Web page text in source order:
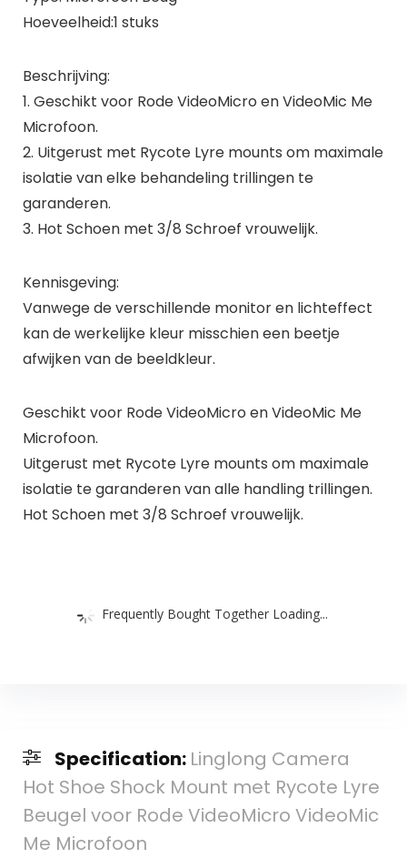
Hoeveelheid:1 stuks
Beschrijving:
1. Geschikt voor Rode VideoMicro en VideoMic Me
Microfoon.
2. Uitgerust met Rycote Lyre mounts om maximale
isolatie van elke behandeling trillingen te
garanderen.
3. Hot Schoen met 3/8 Schroef vrouwelijk.
Kennisgeving:
Vanwege de verschillende monitor en lichteffect
kan de werkelijke kleur misschien een beetje
afwijken van de beeldkleur.
Geschikt voor Rode VideoMicro en VideoMic Me
Microfoon.
Uitgerust met Rycote Lyre mounts om maximale
isolatie te garanderen van alle handling trillingen.
Hot Schoen met 3/8 Schroef vrouwelijk.
Frequently Bought Together Loading...
Specification: Linglong Camera
Hot Shoe Shock Mount met Rycote Lyre
Beugel voor Rode VideoMicro VideoMic
Me Microfoon